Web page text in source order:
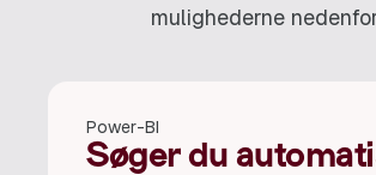
mulighederne
Power-BI
Søger du